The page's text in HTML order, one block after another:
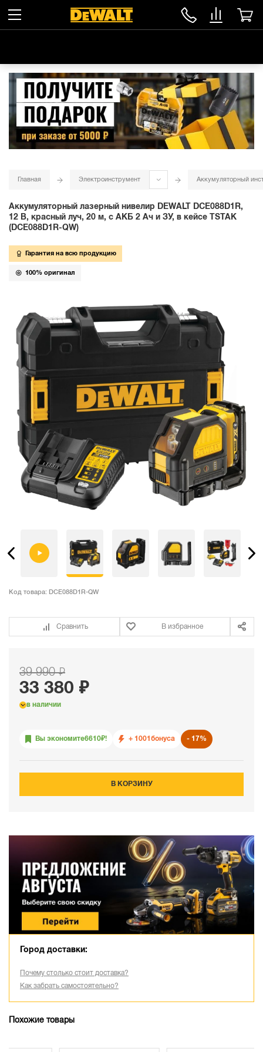
Главная Электроинструмент Аккумуляторный
Аккумуляторный лазерный нивелир DEWALT DCE088D1R,
12 В, красный луч, 20 м, с АКБ 2 Ач и ЗУ, в кейсе TSTAK
(DCE088D1R-QW)
Гарантия на всю продукцию
100% оригинал
Код товара: DCE088D1R-QW
Сравнить В избранное
39 990 ₽
33 380 ₽
в наличии
Вы экономите6610₽! + 1001 бонуса 17%
В КОРЗИНУ
Город доставки:
Почему столько стоит доставка?
Как забрать самостоятельно?
Похожие товары